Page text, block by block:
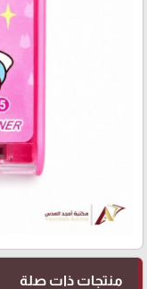
منتجات ذات صلة